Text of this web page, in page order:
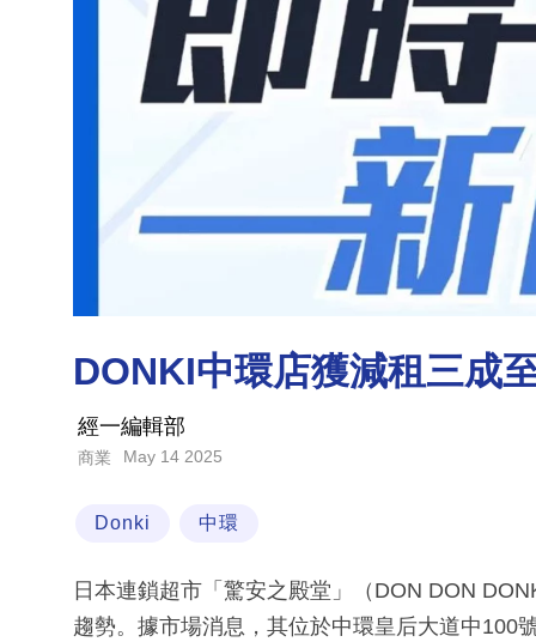
DONKI中環店獲減租三成
經一編輯部
商業 May 14 2025
Donki 中環
日本連鎖超市「驚安之殿堂」（DON DON
趨勢。據市場消息，其位於中環皇后大道中100